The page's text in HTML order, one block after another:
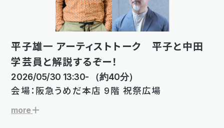
平子雄一 アーティストトーク 平子と中田
学芸員と解説するぞー！
2026/05/30 13:30- （約40分）
会場：阪急うめだ本店 9階 祝祭広場
more